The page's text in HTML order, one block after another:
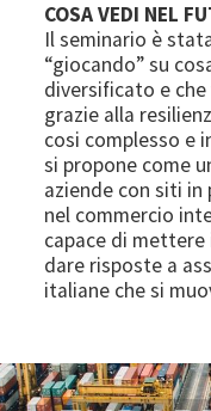
COSA VEDI NEL
Il seminario è
“giocando” su
diversificato e
grazie alla
cosi complesso e
si propone come
aziende con siti in
nel commercio
capace di
dare risposte a
italiane che si